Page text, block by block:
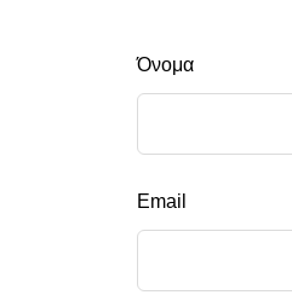
Leave
this
blank
Όνομα
Email